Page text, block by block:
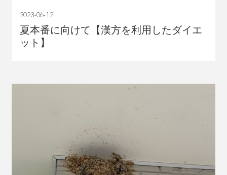
2023-06-12
夏本番に向けて【漢方を利用したダイエ
ット】